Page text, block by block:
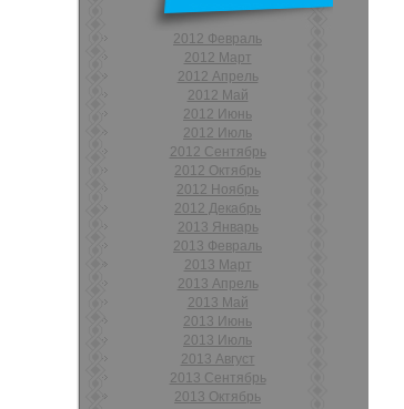
2012 Февраль
2012 Март
2012 Апрель
2012 Май
2012 Июнь
2012 Июль
2012 Сентябрь
2012 Октябрь
2012 Ноябрь
2012 Декабрь
2013 Январь
2013 Февраль
2013 Март
2013 Апрель
2013 Май
2013 Июнь
2013 Июль
2013 Август
2013 Сентябрь
2013 Октябрь